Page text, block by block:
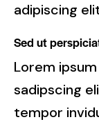
adipiscing
Sed ut
Lorem
sadipscing
tempor